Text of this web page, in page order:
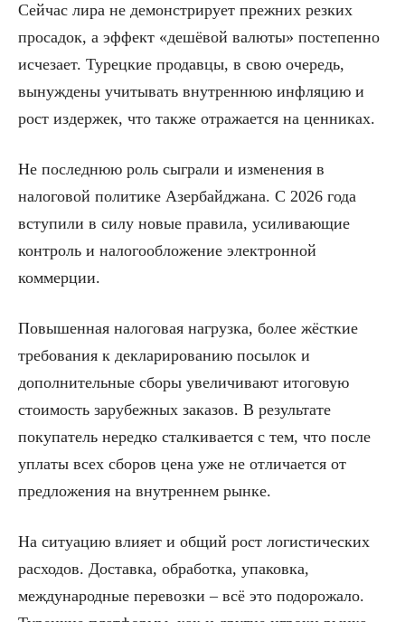
Сейчас лира не демонстрирует прежних резких
просадок, а эффект «дешёвой валюты» постепенно
исчезает. Турецкие продавцы, в свою очередь,
вынуждены учитывать внутреннюю инфляцию и
рост издержек, что также отражается на ценниках.
Не последнюю роль сыграли и изменения в
налоговой политике Азербайджана. С 2026 года
вступили в силу новые правила, усиливающие
контроль и налогообложение электронной
коммерции.
Повышенная налоговая нагрузка, более жёсткие
требования к декларированию посылок и
дополнительные сборы увеличивают итоговую
стоимость зарубежных заказов. В результате
покупатель нередко сталкивается с тем, что после
уплаты всех сборов цена уже не отличается от
предложения на внутреннем рынке.
На ситуацию влияет и общий рост логистических
расходов. Доставка, обработка, упаковка,
международные перевозки – всё это подорожало.